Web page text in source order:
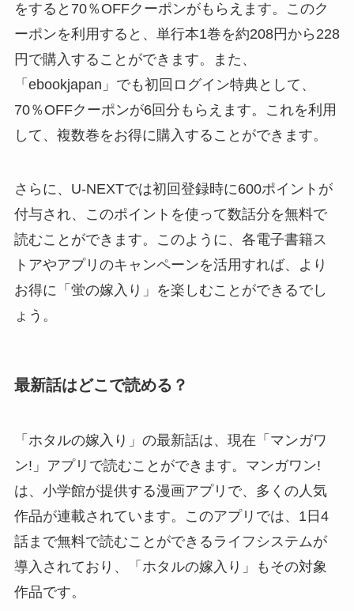
をすると70％OFFクーポンがもらえます。このク
ーポンを利用すると、単行本1巻を約208円から228
円で購入することができます。また、
「ebookjapan」でも初回ログイン特典として、
70％OFFクーポンが6回分もらえます。これを利用
して、複数巻をお得に購入することができます。
さらに、U-NEXTでは初回登録時に600ポイントが
付与され、このポイントを使って数話分を無料で
読むことができます。このように、各電子書籍ス
トアやアプリのキャンペーンを活用すれば、より
お得に「蛍の嫁入り」を楽しむことができるでし
ょう。
最新話はどこで読める？
「ホタルの嫁入り」の最新話は、現在「マンガワ
ン!」アプリで読むことができます。マンガワン!
は、小学館が提供する漫画アプリで、多くの人気
作品が連載されています。このアプリでは、1日4
話まで無料で読むことができるライフシステムが
導入されており、「ホタルの嫁入り」もその対象
作品です。